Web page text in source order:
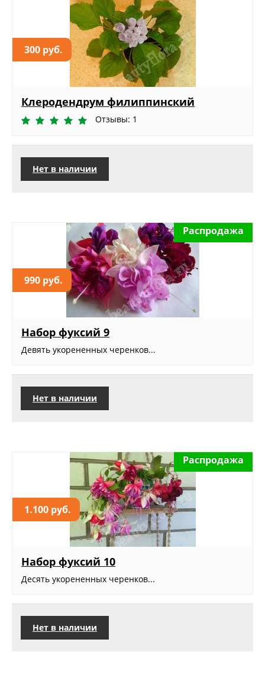
300 руб.
Клеродендрум филиппинский
Отзывы: 1
Нет в наличии
990 руб.
Распродажа
Набор фуксий 9
Девять укорененных черенков...
Нет в наличии
1.100 руб.
Распродажа
Набор фуксий 10
Десять укорененных черенков...
Нет в наличии